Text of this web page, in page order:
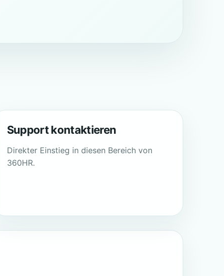
Support kontaktieren
Direkter Einstieg in diesen Bereich von
360HR.